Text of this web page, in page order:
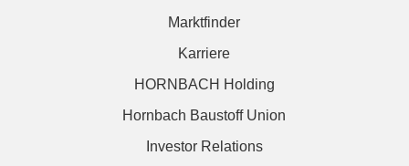
Marktfinder
Karriere
HORNBACH Holding
Hornbach Baustoff Union
Investor Relations